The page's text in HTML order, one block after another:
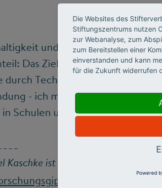
und Technologie seien
Das Ziel, die Gesellschaft
durch Technologie und
- ich mache etwas für die
in Schulen und Hochschulen
Kaschke ist Präsident des
2022
Die Websites des
Stiftungszentrums nutzen
zur Webanalyse, zum
zum Bereitstellen einer
einverstanden und kann
für die Zukunft widerrufen
Powered